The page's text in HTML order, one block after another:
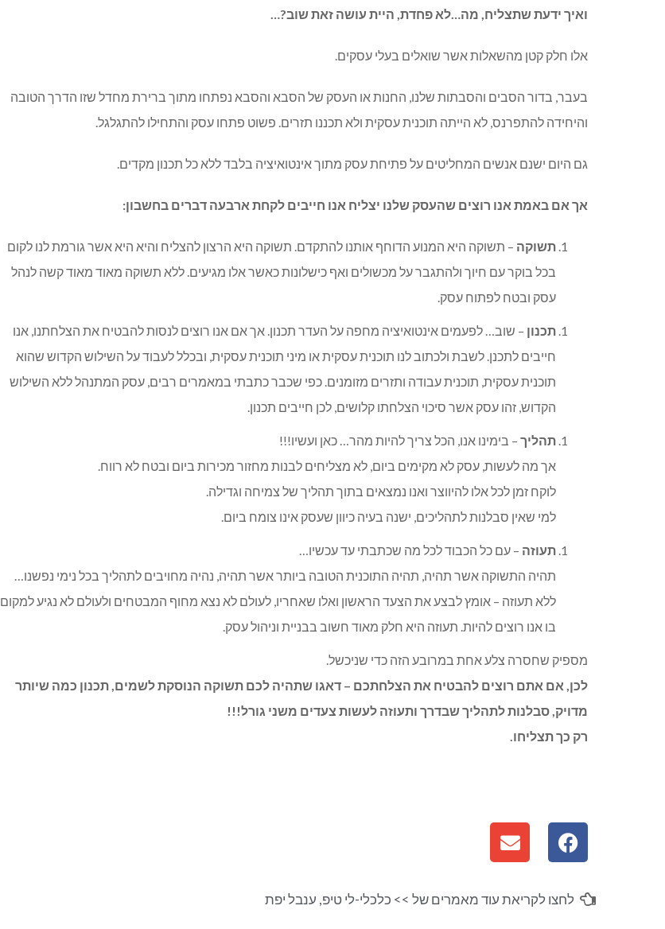
ואיך ידעת שתצליח, מה…לא פחדת, היית עושה זאת שוב?…
אלו חלק קטן מהשאלות אשר שואלים בעלי עסקים.
בעבר, בדור הסבים והסבתות שלנו, החנות או העסק של הסבא והסבא נפתחו מתוך ברירת מחדל שזו הדרך הטובה
והיחידה להתפרנס, לא הייתה תוכנית עסקית ולא תכננו תזרים. פשוט פתחו עסק והתחילו להתגלגל.
גם היום ישנם אנשים המחליטים על פתיחת עסק מתוך אינטואיציה בלבד ללא כל תכנון מקדים.
אך אם באמת אנו רוצים שהעסק שלנו יצליח אנו חייבים לקחת ארבעה דברים בחשבון:
תשוקה – תשוקה היא המנוע הדוחף אותנו להתקדם. תשוקה היא הרצון להצליח והיא היא אשר גורמת לנו לקום
בכל בוקר עם חיוך ולהתגבר על מכשולים ואף כישלונות כאשר אלו מגיעים. ללא תשוקה מאוד מאוד קשה לנהל
עסק ובטח לפתוח עסק.
תכנון – שוב… לפעמים אינטואיציה מחפה על העדר תכנון. אך אם אנו רוצים לנסות להבטיח את הצלחתנו, אנו
חייבים לתכנן. לשבת ולכתוב לנו תוכנית עסקית או מיני תוכנית עסקית, ובכלל לעבוד על השילוש הקדוש שהוא
תוכנית עסקית, תוכנית עבודה ותזרים מזומנים. כפי שכבר כתבתי במאמרים רבים, עסק המתנהל ללא השילוש
הקדוש, זהו עסק אשר סיכוי הצלחתו קלושים, לכן חייבים תכנון.
תהליך – בימינו אנו, הכל צריך להיות מהר… כאן ועשיו!!!
אך מה לעשות, עסק לא מקימים ביום, לא מצליחים לבנות מחזור מכירות ביום ובטח לא רווח.
לוקח זמן לכל אלו להיווצר ואנו נמצאים בתוך תהליך של צמיחה וגדילה.
למי שאין סבלנות לתהליכים, ישנה בעיה כיוון שעסק אינו צומח ביום.
תעוזה – עם כל הכבוד לכל מה שכתבתי עד עכשיו…
תהיה התשוקה אשר תהיה, תהיה התוכנית הטובה ביותר אשר תהיה, נהיה מחויבים לתהליך בכל נימי נפשנו…
ללא תעוזה – אומץ לבצע את הצעד הראשון ואלו שאחריו, לעולם לא נצא מחוף המבטחים ולעולם לא נגיע למקום
בו אנו רוצים להיות. תעוזה היא חלק מאוד חשוב בבניית וניהול עסק.
מספיק שחסרה צלע אחת במרובע הזה כדי שניכשל.
לכן, אם אתם רוצים להבטיח את הצלחתכם – דאגו שתהיה לכם תשוקה הנוסקת לשמים, תכנון כמה שיותר
מדויק, סבלנות לתהליך שבדרך ותעוזה לעשות צעדים משני גורל!!!
רק כך תצליחו.
לחצו לקריאת עוד מאמרים של >> כלכלי-לי טיפ, ענבל יפת